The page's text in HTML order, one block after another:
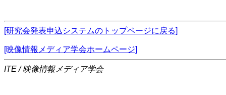
[研究会発表申込システムのトップページに戻る]
[映像情報メディア学会ホームページ]
ITE / 映像情報メディア学会